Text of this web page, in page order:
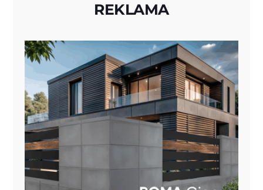
REKLAMA